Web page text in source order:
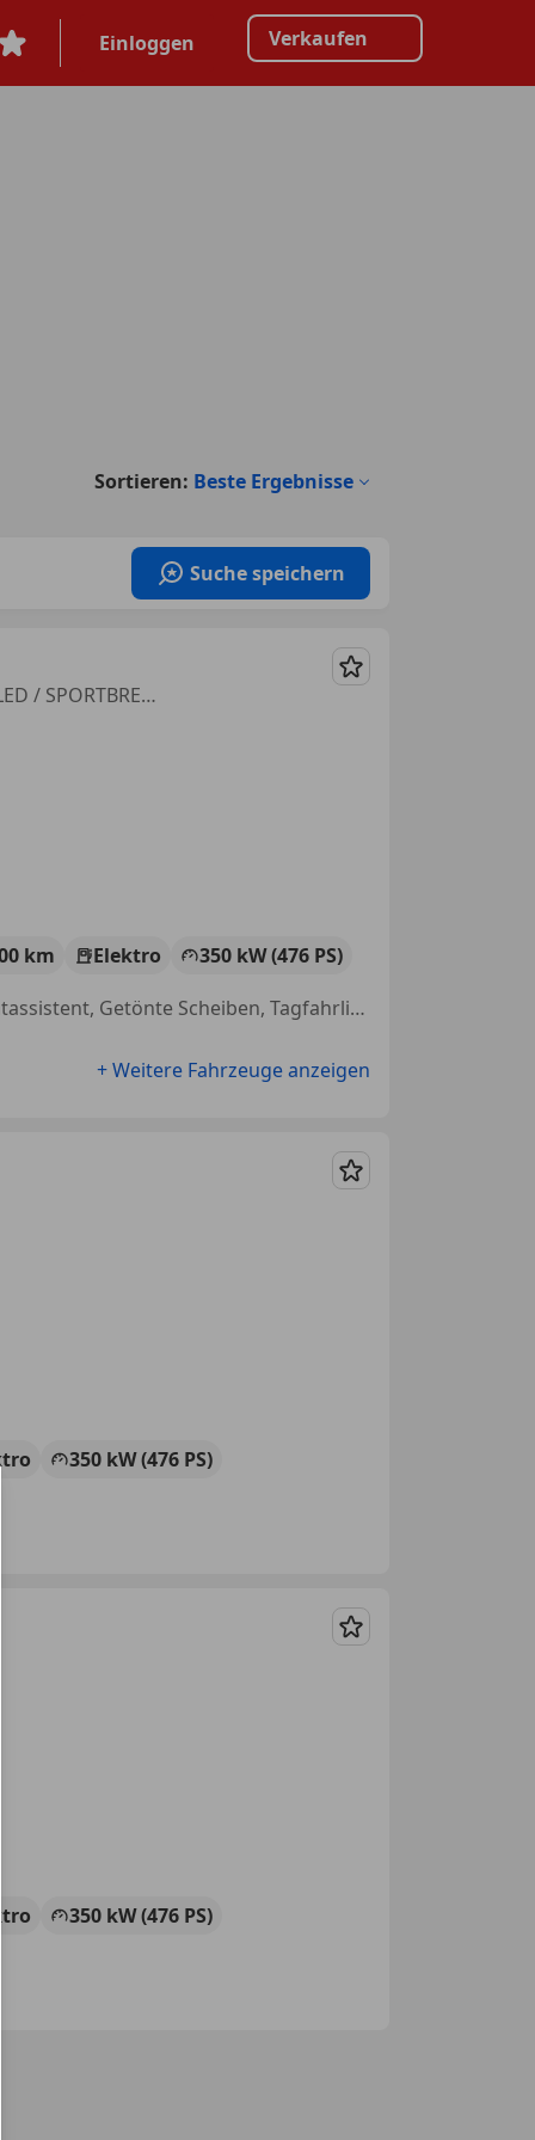
Einloggen Verkaufen
Sortieren: Beste Ergebnisse
Suche speichern
QUATTRO "DYNAMIK PLUS" 93,4 kWh *NP: € 150.452,-- / SKY / LASER-LED / SPORTBREMSE / 21 ZOLL / ASS & DYNAMIK PAKET PLUS MI
Merken
km Elektro
350 kW (476 PS)
Head-up display, Klimaanlage, Sportfahrwerk, Standheizung, Fernlichtassistent, Getönte Scheiben, Tagfahrlicht, Scheckheftgepflegt
+ Weitere Fahrzeuge anzeigen
Merken
350 kW (476 PS)
Merken
350 kW (476 PS)